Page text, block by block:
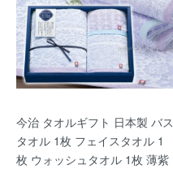
今治 タオルギフト 日本製 バス
タオル 1枚 フェイスタオル 1
枚 ウォッシュタオル 1枚 薄紫